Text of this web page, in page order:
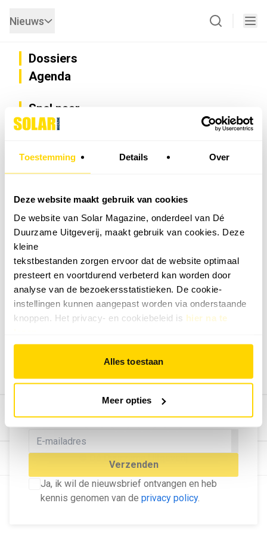
Toestemming Details Over
Deze website maakt gebruik van cookies
De website van Solar Magazine, onderdeel van Dé
Duurzame Uitgeverij, maakt gebruik van cookies. Deze
kleine
tekstbestanden zorgen ervoor dat de website optimaal
presteert en voortdurend verbeterd kan worden door
analyse van de bezoekersstatistieken. De cookie-
instellingen kunnen aangepast worden via onderstaande
knoppen. Het privacy- en cookiebeleid is hier na te
Alles toestaan
Meer opties
MELD U AAN VOOR ONZE
NIEUWSBRIEF
Blijf op de hoogte van het laatste nieuws!
Verzenden
Ja, ik wil de nieuwsbrief ontvangen en heb
kennis genomen van de privacy policy.
Nieuws
Dossiers
Agenda
Snel naar
Privacy
Nieuwsbrief
Vacatures
Installateurzoeker
Cookievoorkeuren wijzigen
English
Geef ons feedback
Vertel ons wat je van onze website vindt.
Tip de redactie
Bekijk hier de mogelijkheden.
© Dé Duurzame Uitgeverij